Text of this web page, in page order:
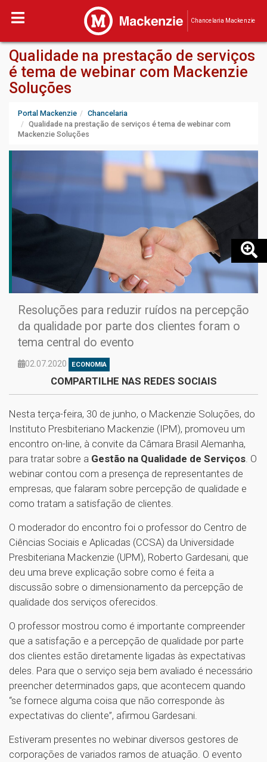
Chancelaria Mackenzie
Qualidade na prestação de serviços
é tema de webinar com Mackenzie
Soluções
Portal Mackenzie
Chancelaria
Qualidade na prestação de serviços é tema de webinar com
Mackenzie Soluções
Resoluções para reduzir ruídos na percepção
da qualidade por parte dos clientes foram o
tema central do evento
02.07.2020 ECONOMIA
COMPARTILHE NAS REDES SOCIAIS
Nesta terça-feira, 30 de junho, o Mackenzie Soluções, do
Instituto Presbiteriano Mackenzie (IPM), promoveu um
encontro on-line, à convite da Câmara Brasil Alemanha,
para tratar sobre a Gestão na Qualidade de Serviços . O
webinar contou com a presença de representantes de
empresas, que falaram sobre percepção de qualidade e
como tratam a satisfação de clientes.
O moderador do encontro foi o professor do Centro de
Ciências Sociais e Aplicadas (CCSA) da Universidade
Presbiteriana Mackenzie (UPM), Roberto Gardesani, que
deu uma breve explicação sobre como é feita a
discussão sobre o dimensionamento da percepção de
qualidade dos serviços oferecidos.
O professor mostrou como é importante compreender
que a satisfação e a percepção de qualidade por parte
dos clientes estão diretamente ligadas às expectativas
deles. Para que o serviço seja bem avaliado é necessário
preencher determinados gaps, que acontecem quando
“se fornece alguma coisa que não corresponde às
expectativas do cliente”, afirmou Gardesani.
Estiveram presentes no webinar diversos gestores de
corporações de variados ramos de atuação. O evento